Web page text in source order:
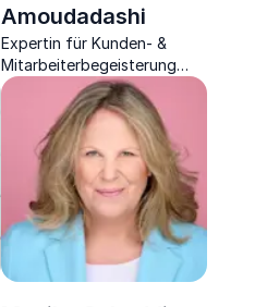
Amoudadashi
Expertin für Kunden- &
Mitarbeiterbegeisterung
sowie
Wirtschaftspsychologin.